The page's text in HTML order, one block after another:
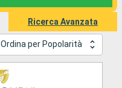
Ricerca Avanzata
Ordina per Popolarità